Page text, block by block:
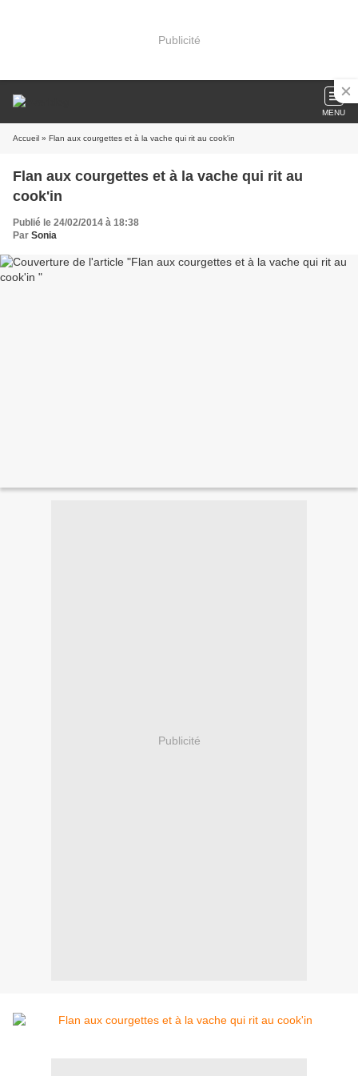
Publicité
MENU
Accueil » Flan aux courgettes et à la vache qui rit au cook'in
Flan aux courgettes et à la vache qui rit au
cook'in
Publié le 24/02/2014 à 18:38
Par Sonia
Publicité